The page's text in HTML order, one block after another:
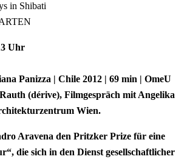
in Shibati
Uhr
Panizza | Chile 2012 | 69 min | OmeU
(dérive), Filmgespräch mit Angelika
Wien.
Aravena den Pritzker Prize für eine
die sich in den Dienst gesellschaftlicher